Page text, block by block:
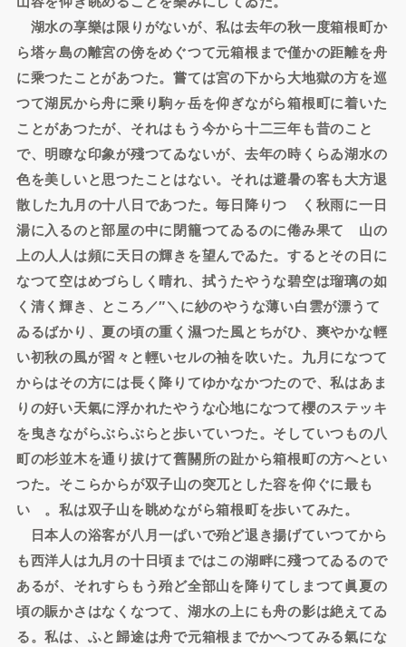
湖水の享樂は限りがないが、私は去年の秋一度箱根町か
ら塔ヶ島の離宮の傍をめぐつて元箱根まで僅かの距離を舟
に乘つたことがあつた。嘗ては宮の下から大地獄の方を巡
つて湖尻から舟に乘り駒ヶ岳を仰ぎながら箱根町に着いた
ことがあつたが、それはもう今から十二三年も昔のこと
で、明瞭な印象が殘つてゐないが、去年の時くらゐ湖水の
色を美しいと思つたことはない。それは避暑の客も大方退
散した九月の十八日であつた。毎日降りつゞく秋雨に一日
湯に入るのと部屋の中に閉籠つてゐるのに倦み果てゝ山の
上の人人は頻に天日の輝きを望んでゐた。するとその日に
なつて空はめづらしく晴れ、拭うたやうな碧空は瑠璃の如
く清く輝き、ところ／″＼に紗のやうな薄い白雲が漂うて
ゐるばかり、夏の頃の重く濕つた風とちがひ、爽やかな輕
い初秋の風が習々と輕いセルの袖を吹いた。九月になつて
からはその方には長く降りてゆかなかつたので、私はあま
りの好い天氣に浮かれたやうな心地になつて櫻のステッキ
を曳きながらぶらぶらと歩いていつた。そしていつもの八
町の杉並木を通り拔けて舊關所の趾から箱根町の方へとい
つた。そこらからが双子山の突兀とした容を仰ぐに最も
いゝ。私は双子山を眺めながら箱根町を歩いてみた。
日本人の浴客が八月一ぱいで殆ど退き揚げていつてから
も西洋人は九月の十日頃まではこの湖畔に殘つてゐるので
あるが、それすらもう殆ど全部山を降りてしまつて眞夏の
頃の賑かさはなくなつて、湖水の上にも舟の影は絶えてゐ
る。私は、ふと歸途は舟で元箱根までかへつてみる氣にな